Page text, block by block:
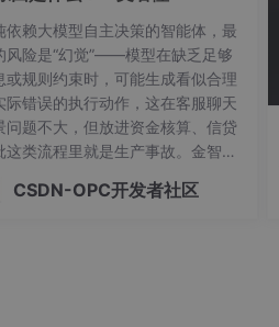
输入需求：“用户可上传头像，支
ChatGPT输出结构化测试用例（可
ID 优先级 前置条件
P0 用户已登录
088 P1 用户已登录
依赖大模型自主决策的智能体，最
风险是“幻觉”——模型在缺乏足够
或规则约束时，可能生成看似合理
际错误的执行动作，这在客服聊天
问题不大，但放进资金核算、信贷
这类流程里就是生产事故。金智维
单位、大型央国企——有复杂业务
CSDN-OPC开发者社区